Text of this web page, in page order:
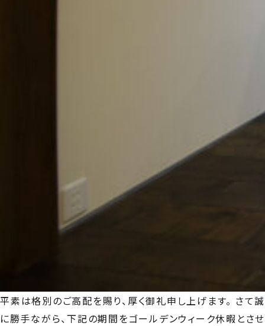
平素は格別のご高配を賜り、厚く御礼申し上げます。 さて誠
に勝手ながら、下記の期間をゴールデンウィーク休暇とさせ